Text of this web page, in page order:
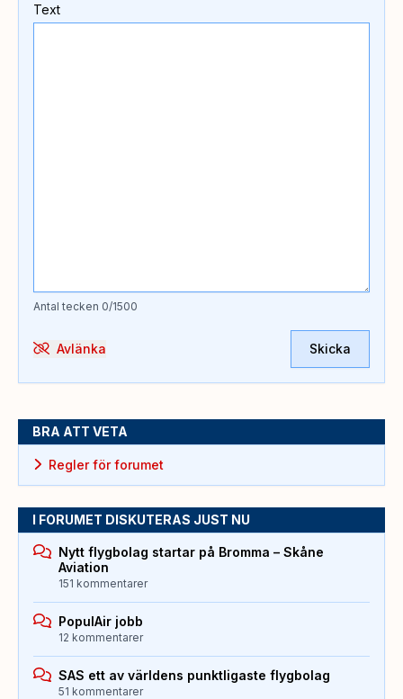
Text
Antal tecken 0/1500
Avlänka Skicka
BRA ATT VETA
Regler för forumet
I FORUMET DISKUTERAS JUST NU
Nytt flygbolag startar på Bromma – Skåne
Aviation
151 kommentarer
PopulAir jobb
12 kommentarer
SAS ett av världens punktligaste flygbolag
51 kommentarer